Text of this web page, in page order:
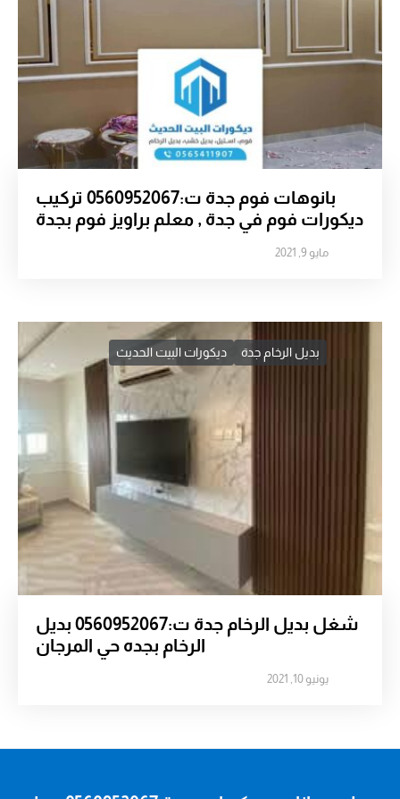
بانوهات فوم جدة ت:0560952067 تركيب
ديكورات فوم في جدة , معلم براويز فوم بجدة
مايو 9, 2021
بديل الرخام جدة ديكورات البيت الحديث
شغل بديل الرخام جدة ت:0560952067 بديل
الرخام بجده حي المرجان
يونيو 10, 2021